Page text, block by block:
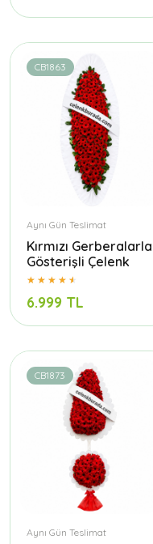
CB1863
Aynı Gün Teslimat
Kırmızı Gerberalarla
Gösterişli Çelenk
6.999 TL
CB1873
Aynı Gün Teslimat